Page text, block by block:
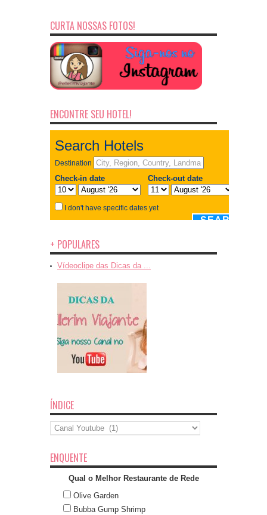
CURTA NOSSAS FOTOS!
ENCONTRE SEU HOTEL!
+ POPULARES
Vídeoclipe das Dicas da ...
ÍNDICE
Índice
ENQUENTE
Qual o Melhor Restaurante de Rede
Olive Garden
Bubba Gump Shrimp